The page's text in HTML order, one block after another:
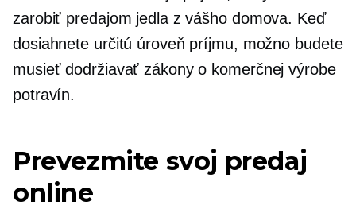
zarobiť predajom jedla z vášho domova. Keď
dosiahnete určitú úroveň príjmu, možno budete
musieť dodržiavať zákony o komerčnej výrobe
potravín.
Prevezmite svoj predaj
online